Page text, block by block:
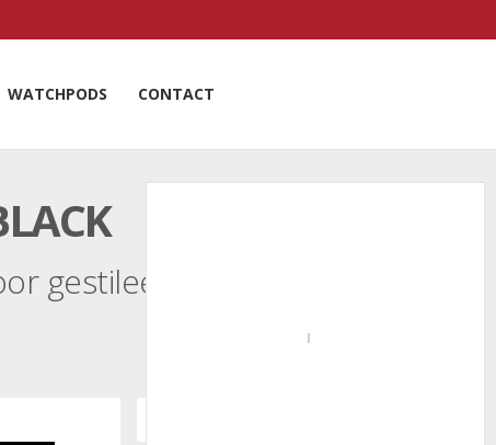
WATCHPODS CONTACT
gestileerde bikers